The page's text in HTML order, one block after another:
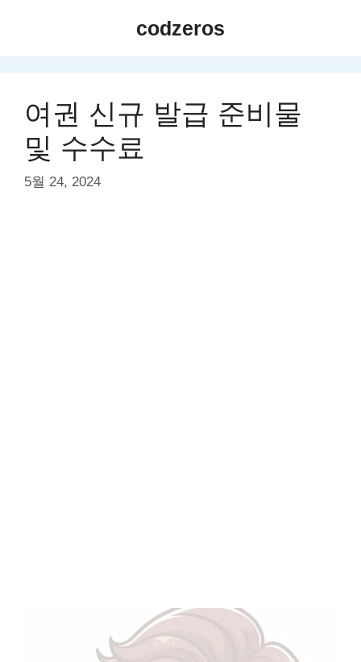
codzeros
여권 신규 발급 준비물
및 수수료
5월 24, 2024